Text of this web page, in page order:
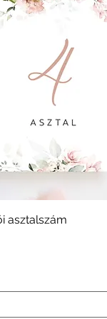
asztalszám